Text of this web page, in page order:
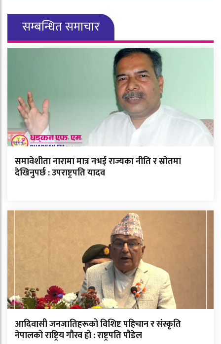
सम्बन्धित समाचार
समावेशीता नारामा मात्र नभई राज्यका नीति र स्रोतमा
देखिनुपर्छ : उपराष्ट्रपति यादव
आदिवासी जनजातिहरूको विशिष्ट पहिचान र संस्कृति
नेपालको राष्ट्रिय गौरव हो : राष्ट्रपति पौडेल